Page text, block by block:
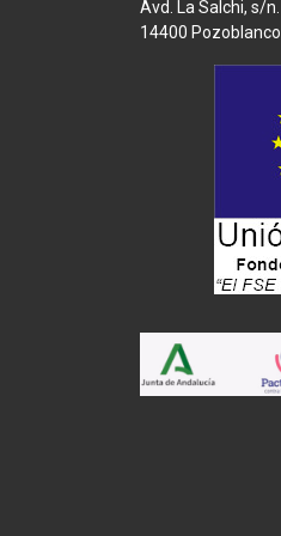
Avd. La Salchi, s/n.
14400 Pozoblanco.